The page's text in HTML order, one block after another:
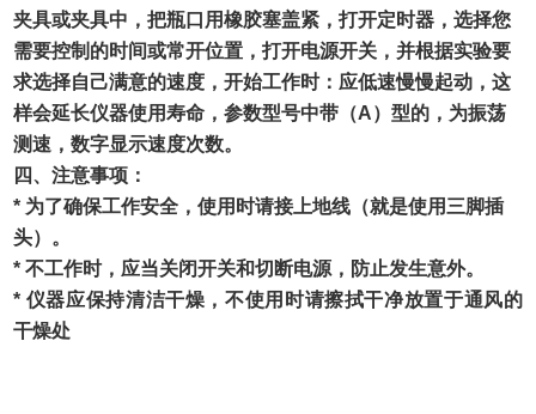
夹具或夹具中，把瓶口用橡胶塞盖紧，打开定时器，选择您
需要控制的时间或常开位置，打开电源开关，并根据实验要
求选择自己满意的速度，开始工作时：应低速慢慢起动，这
样会延长仪器使用寿命，参数型号中带（A）型的，为振荡
测速，数字显示速度次数。
四、注意事项：
* 为了确保工作安全，使用时请接上地线（就是使用三脚插
头）。
*不工作时，应当关闭开关和切断电源，防止发生意外。
* 仪器应保持清洁干燥，不使用时请擦拭干净放置于通风的
干燥处